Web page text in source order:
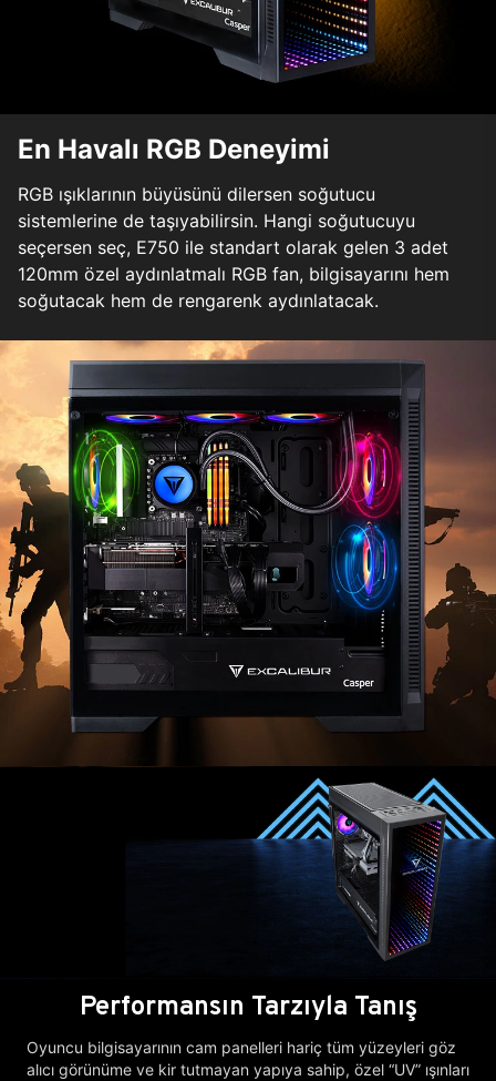
En Havalı RGB Deneyimi
RGB ışıklarının büyüsünü dilersen soğutucu
sistemlerine de taşıyabilirsin. Hangi soğutucuyu
seçersen seç, E750 ile standart olarak gelen 3 adet
120mm özel aydınlatmalı RGB fan, bilgisayarını hem
soğutacak hem de rengarenk aydınlatacak.
Performansın Tarzıyla Tanış
Oyuncu bilgisayarının cam panelleri hariç tüm yüzeyleri göz
alıcı görünüme ve kir tutmayan yapıya sahip, özel “UV” ışınları